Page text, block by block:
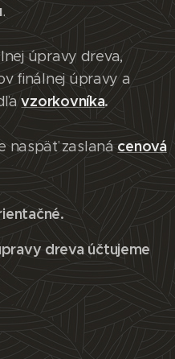
.
úpravy dreva,
finálnej úpravy a
vzorkovníka.
naspäť zaslaná cenová
dreva účtujeme